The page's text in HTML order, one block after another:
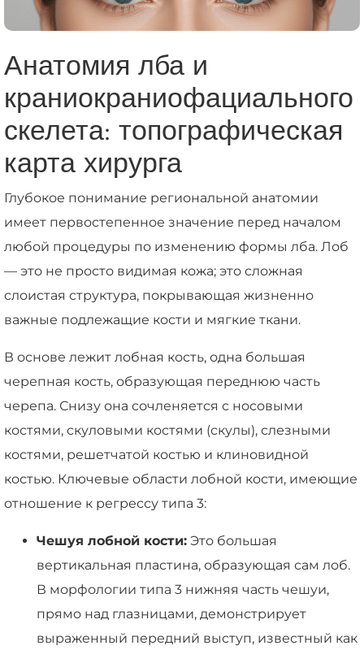
Анатомия лба и
краниокраниофациального
скелета: топографическая
карта хирурга
Глубокое понимание региональной анатомии
имеет первостепенное значение перед началом
любой процедуры по изменению формы лба. Лоб
— это не просто видимая кожа; это сложная
слоистая структура, покрывающая жизненно
важные подлежащие кости и мягкие ткани.
В основе лежит лобная кость, одна большая
черепная кость, образующая переднюю часть
черепа. Снизу она сочленяется с носовыми
костями, скуловыми костями (скулы), слезными
костями, решетчатой костью и клиновидной
костью. Ключевые области лобной кости, имеющие
отношение к регрессу типа 3:
Чешуя лобной кости: Это большая
вертикальная пластина, образующая сам лоб.
В морфологии типа 3 нижняя часть чешуи,
прямо над глазницами, демонстрирует
выраженный передний выступ, известный как